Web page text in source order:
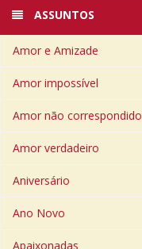
ASSUNTOS
Amor e Amizade
Amor impossível
Amor não correspondido
Amor verdadeiro
Aniversário
Ano Novo
Apaixonadas